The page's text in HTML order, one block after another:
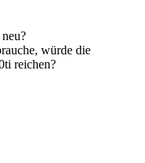
würde die
reichen?